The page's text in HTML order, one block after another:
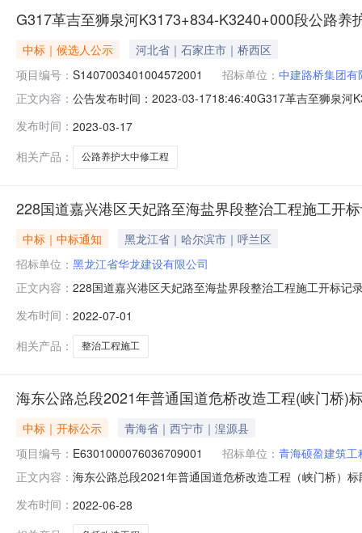
G317革吉至狮泉河K3173+834-K3240+000段公路养
中标｜候选人公示
河北省｜石家庄市｜桥西区
项目编号： S1407003401004572001 招标单位： 中建路桥集团有
正文内容： 公告发布时间：2023-03-1718:46:40G317革吉至狮泉河
员会评审，确定001G317革吉至狮泉河K3173+834-
发布时间： 2023-03-17
相关产品：
公路养护大中修工程
228国道嘉兴港区天妃路至海盐界段整治工程施工开
中标｜中标通知
黑龙江省｜哈尔滨市｜呼兰区
招标单位： 黑龙江省华龙建设有限公司
正文内容： 228国道嘉兴港区天妃路至海盐界段整治工程施工开标
长国;报价:0.00元\/%;工期:日历天;质量要求:;保证金
发布时间： 2022-07-01
相关产品：
整治工程施工
海东公路总段2021年普通国道危桥改造工程(峡门桥)
中标｜开标公示
青海省｜西宁市｜湟源县
项目编号： E6301000076036709001 招标单位： 青海硕盈建筑工
正文内容： 海东公路总段2021年普通国道危桥改造工程（峡门桥）
额:0.00元,投标文件递交时间:未上传,投标人名称:青海江
发布时间： 2022-06-28